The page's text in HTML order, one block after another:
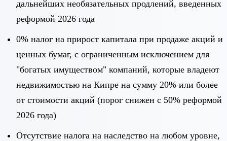
дальнейших необязательных продлений, введенных
реформой 2026 года
0% налог на прирост капитала при продаже акций и
ценных бумаг, с ограниченным исключением для
"богатых имуществом" компаний, которые владеют
недвижимостью на Кипре на сумму 20% или более
от стоимости акций (порог снижен с 50% реформой
2026 года)
Отсутствие налога на наследство на любом уровне,